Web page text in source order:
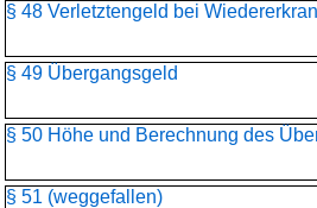
§ 48 Verletztengeld bei
§ 49 Übergangsgeld
§ 50 Höhe und Berechnung des
§ 51 (weggefallen)